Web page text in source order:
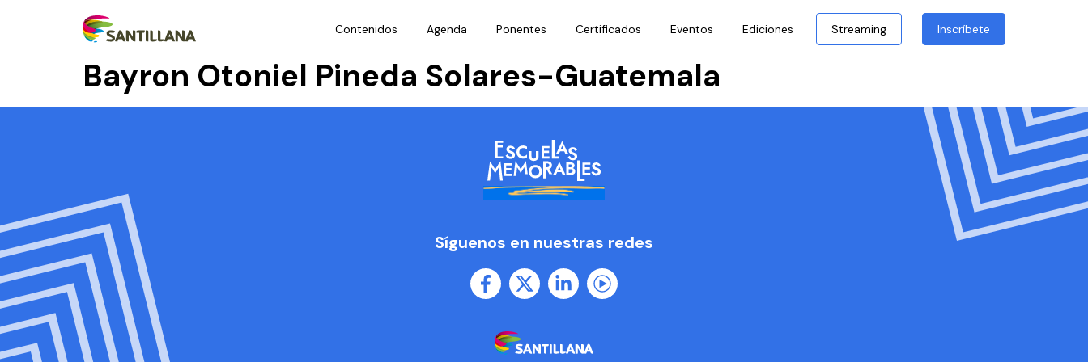
Contenidos Agenda Ponentes Certificados Eventos Ediciones Streaming Inscríbete
Bayron Otoniel Pineda Solares-Guatemala
Síguenos en nuestras redes